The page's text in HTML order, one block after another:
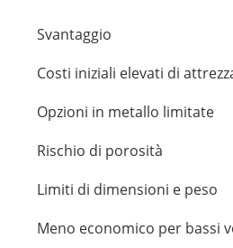
Svantaggio
Costi iniziali elevati di
Opzioni in metallo limitate
Rischio di porosità
Limiti di dimensioni e peso
Meno economico per bassi